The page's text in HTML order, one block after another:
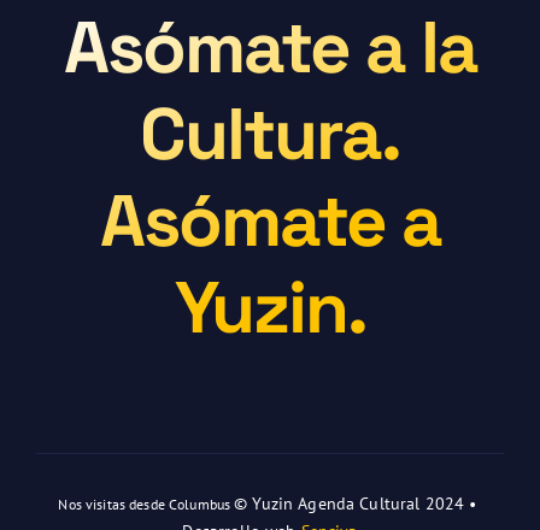
Asómate a la
Cultura.
Asómate a
Yuzin.
Nos visitas desde Columbus© Yuzin Agenda Cultural 2024 •